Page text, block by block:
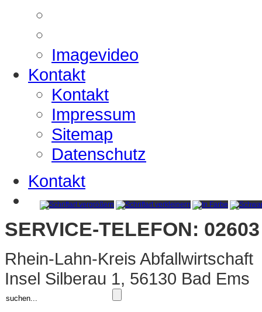
Imagevideo
Kontakt
Kontakt
Impressum
Sitemap
Datenschutz
Kontakt
SERVICE-TELEFON:
Rhein-Lahn-Kreis Abfallwirtschaft
Insel Silberau 1, 56130 Bad Ems